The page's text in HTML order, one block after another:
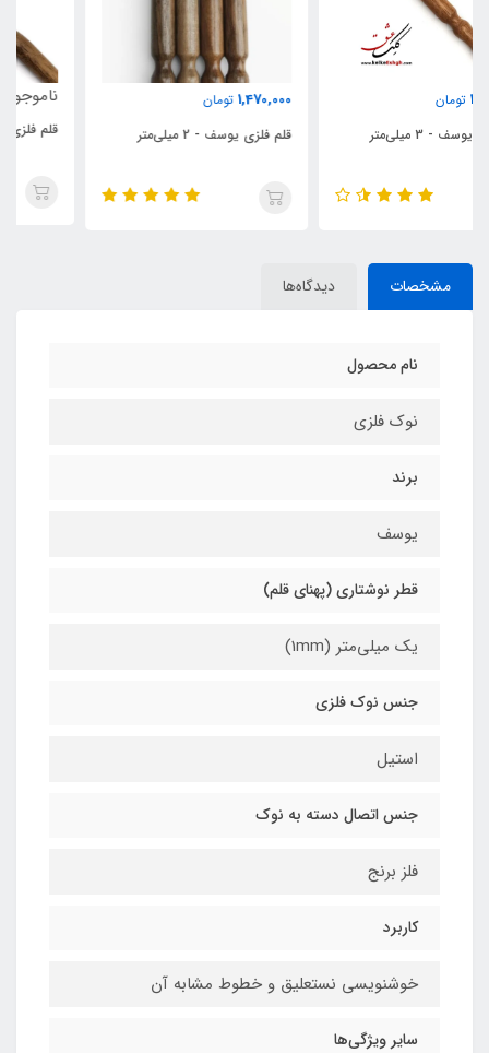
1,470,000
قلم فلزی یوسف - 2 میلی‌متر
ناموجود
قلم فلزی یوسف - 1 میلی‌متر
مشخصات دیدگاه‌ها
نام محصول
نوک فلزی
برند
یوسف
قطر نوشتاری (پهنای قلم)
یک میلی‌متر (1mm)
جنس نوک فلزی
استیل
جنس اتصال دسته به نوک
فلز برنج
کاربرد
خوشنویسی نستعلیق و خطوط مشابه آن
سایر ویژگی‌ها